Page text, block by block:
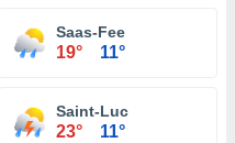
Saas-Fee
19° 11°
Saint-Luc
23° 11°